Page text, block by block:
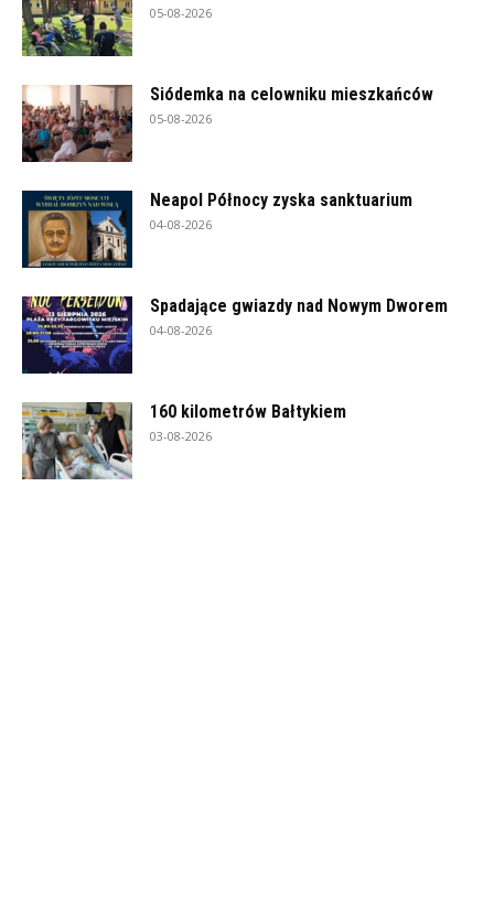
05-08-2026
Siódemka na celowniku mieszkańców
05-08-2026
Neapol Północy zyska sanktuarium
04-08-2026
Spadające gwiazdy nad Nowym Dworem
04-08-2026
160 kilometrów Bałtykiem
03-08-2026